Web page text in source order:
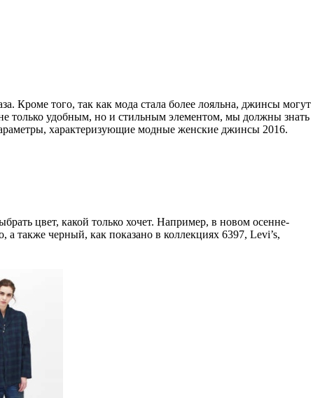
Кроме того, так как мода стала более лояльна, джинсы могут
только удобным, но и стильным элементом, мы должны знать
характеризующие модные женские джинсы 2016.
цвет, какой только хочет. Например, в новом осенне-
а также черный, как показано в коллекциях 6397, Levi’s,